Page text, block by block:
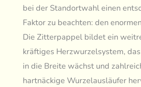
bei der Standortwahl einen
Faktor zu beachten: den
Die Zitterpappel bildet ein
kräftiges Herzwurzelsystem,
in die Breite wächst und
hartnäckige Wurzelausläufer